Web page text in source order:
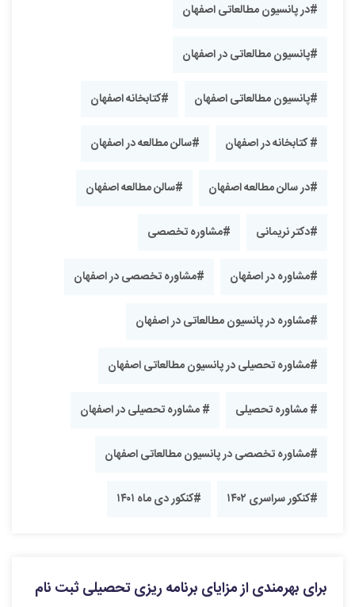
#در پانسیون مطالعاتی اصفهان
#پانسیون مطالعاتی در اصفهان
#پانسیون مطالعاتی اصفهان #کتابخانه اصفهان
# کتابخانه در اصفهان #سالن مطالعه در اصفهان
#در سالن مطالعه اصفهان #سالن مطالعه اصفهان
#دکتر نریمانی #مشاوره تخصصی
#مشاوره در اصفهان #مشاوره تخصصی در اصفهان
#مشاوره در پانسیون مطالعاتی در اصفهان
#مشاوره تحصیلی در پانسیون مطالعاتی اصفهان
# مشاوره تحصیلی # مشاوره تحصیلی در اصفهان
#مشاوره تخصصی در پانسیون مطالعاتی اصفهان
#کنکور سراسری ۱۴۰۲ #کنکور دی ماه ۱۴۰۱
برای بهرمندی از مزایای برنامه ریزی تحصیلی ثبت نام